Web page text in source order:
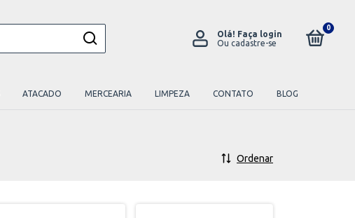
Olá! Faça login
Ou cadastre-se
0
ATACADO MERCEARIA LIMPEZA CONTATO BLOG
Ordenar